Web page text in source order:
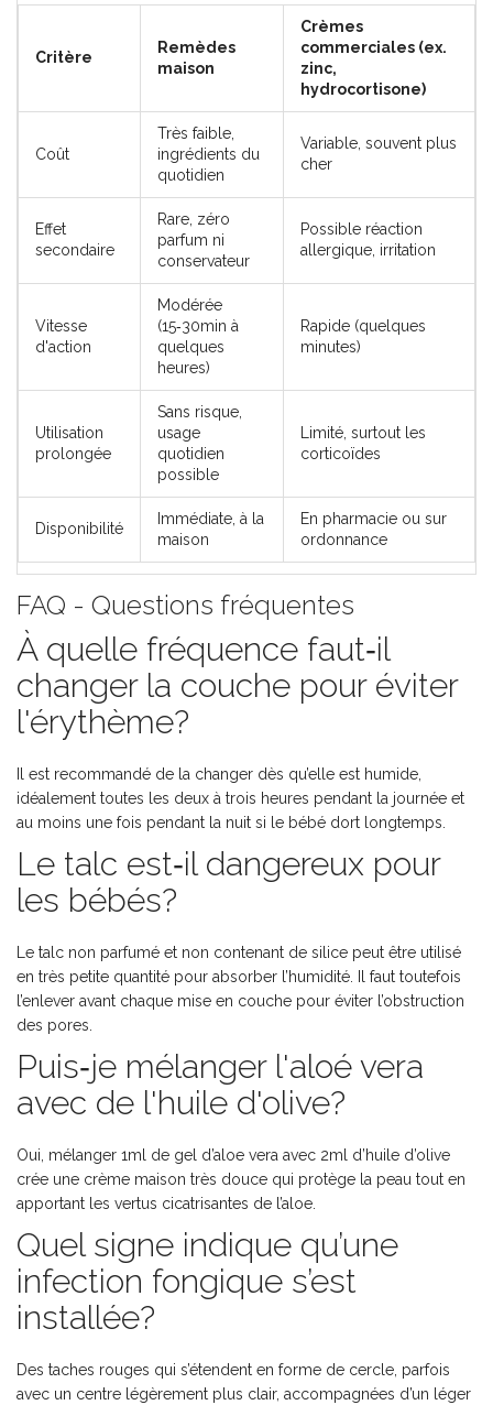
Critère
Remèdes
maison
Crèmes
commerciales (ex.
zinc,
hydrocortisone)
Coût
Très faible,
ingrédients du
quotidien
Variable, souvent plus
cher
Effet
secondaire
Rare, zéro
parfum ni
conservateur
Possible réaction
allergique, irritation
Vitesse
d'action
Modérée
(15‑30min à
quelques
heures)
Rapide (quelques
minutes)
Utilisation
prolongée
Sans risque,
usage
quotidien
possible
Limité, surtout les
corticoïdes
Disponibilité
Immédiate, à la
maison
En pharmacie ou sur
ordonnance
FAQ - Questions fréquentes
À quelle fréquence faut‑il
changer la couche pour éviter
l'érythème?
Il est recommandé de la changer dès qu’elle est humide,
idéalement toutes les deux à trois heures pendant la journée et
au moins une fois pendant la nuit si le bébé dort longtemps.
Le talc est‑il dangereux pour
les bébés?
Le talc non parfumé et non contenant de silice peut être utilisé
en très petite quantité pour absorber l’humidité. Il faut toutefois
l’enlever avant chaque mise en couche pour éviter l’obstruction
des pores.
Puis‑je mélanger l'aloé vera
avec de l'huile d'olive?
Oui, mélanger 1ml de gel d’aloe vera avec 2ml d’huile d’olive
crée une crème maison très douce qui protège la peau tout en
apportant les vertus cicatrisantes de l’aloe.
Quel signe indique qu’une
infection fongique s’est
installée?
Des taches rouges qui s’étendent en forme de cercle, parfois
avec un centre légèrement plus clair, accompagnées d’un léger